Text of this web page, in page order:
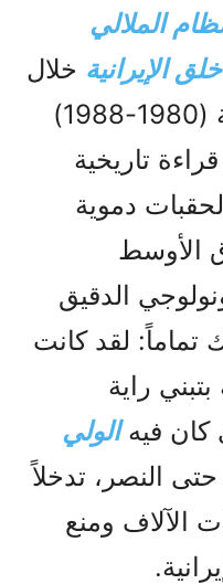
الملالي
الإيرانية خلال
الحرب الإيرانية العراقية (1980-1988)
تاريخية
دموية
الأوسط
الدقيق
لقد كانت
راية
كان فيهالولي
النصر، تدخلاً
الآلاف ومنع